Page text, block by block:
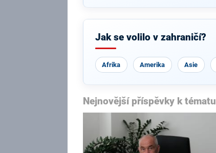
Jak se volilo v zahraničí?
Afrika Amerika Asie
Nejnovější příspěvky k tématu